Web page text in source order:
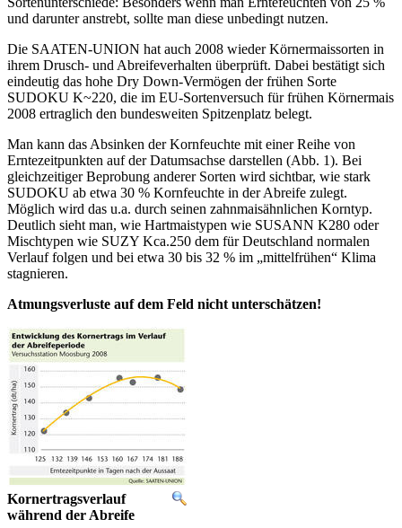
und darunter anstrebt, sollte man diese unbedingt nutzen.
Die SAATEN-UNION hat auch 2008 wieder Körnermaissorten in
ihrem Drusch- und Abreifeverhalten überprüft. Dabei bestätigt sich
eindeutig das hohe Dry Down-Vermögen der frühen Sorte
SUDOKU K~220, die im EU-Sortenversuch für frühen Körnermais
2008 ertraglich den bundesweiten Spitzenplatz belegt.
Man kann das Absinken der Kornfeuchte mit einer Reihe von
Erntezeitpunkten auf der Datumsachse darstellen (Abb. 1). Bei
gleichzeitiger Beprobung anderer Sorten wird sichtbar, wie stark
SUDOKU ab etwa 30 % Kornfeuchte in der Abreife zulegt.
Möglich wird das u.a. durch seinen zahnmaisähnlichen Korntyp.
Deutlich sieht man, wie Hartmaistypen wie SUSANN K280 oder
Mischtypen wie SUZY Kca.250 dem für Deutschland normalen
Verlauf folgen und bei etwa 30 bis 32 % im „mittelfrühen“ Klima
stagnieren.
Atmungsverluste auf dem Feld nicht unterschätzen!
Kornertragsverlauf
während der Abreife